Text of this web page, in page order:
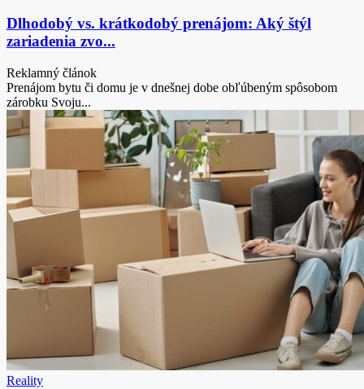
Dlhodobý vs. krátkodobý prenájom: Aký štýl
zariadenia zvo...
Reklamný článok
Prenájom bytu či domu je v dnešnej dobe obľúbeným spôsobom
zárobku Svoju...
Reality